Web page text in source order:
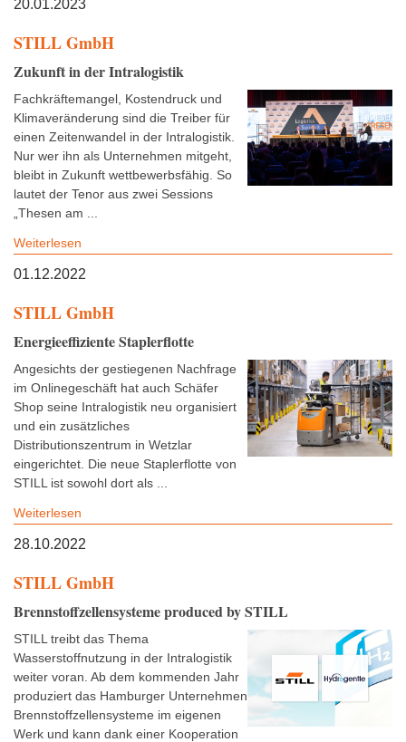
20.01.2023
STILL GmbH
Zukunft in der Intralogistik
Fachkräftemangel, Kostendruck und
Klimaveränderung sind die Treiber für
einen Zeitenwandel in der Intralogistik.
Nur wer ihn als Unternehmen mitgeht,
bleibt in Zukunft wettbewerbsfähig. So
lautet der Tenor aus zwei Sessions
„Thesen am ...
Weiterlesen
01.12.2022
STILL GmbH
Energieeffiziente Staplerflotte
Angesichts der gestiegenen Nachfrage
im Onlinegeschäft hat auch Schäfer
Shop seine Intralogistik neu organisiert
und ein zusätzliches
Distributionszentrum in Wetzlar
eingerichtet. Die neue Staplerflotte von
STILL ist sowohl dort als ...
Weiterlesen
28.10.2022
STILL GmbH
Brennstoffzellensysteme produced by STILL
STILL treibt das Thema
Wasserstoffnutzung in der Intralogistik
weiter voran. Ab dem kommenden Jahr
produziert das Hamburger Unternehmen
Brennstoffzellensysteme im eigenen
Werk und kann dank einer Kooperation